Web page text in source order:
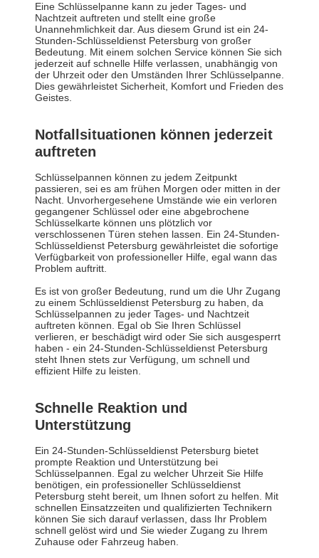
Eine Schlüsselpanne kann zu jeder Tages- und
Nachtzeit auftreten und stellt eine große
Unannehmlichkeit dar. Aus diesem Grund ist ein 24-
Stunden-Schlüsseldienst Petersburg von großer
Bedeutung. Mit einem solchen Service können Sie sich
jederzeit auf schnelle Hilfe verlassen, unabhängig von
der Uhrzeit oder den Umständen Ihrer Schlüsselpanne.
Dies gewährleistet Sicherheit, Komfort und Frieden des
Geistes.
Notfallsituationen können jederzeit
auftreten
Schlüsselpannen können zu jedem Zeitpunkt
passieren, sei es am frühen Morgen oder mitten in der
Nacht. Unvorhergesehene Umstände wie ein verloren
gegangener Schlüssel oder eine abgebrochene
Schlüsselkarte können uns plötzlich vor
verschlossenen Türen stehen lassen. Ein 24-Stunden-
Schlüsseldienst Petersburg gewährleistet die sofortige
Verfügbarkeit von professioneller Hilfe, egal wann das
Problem auftritt.
Es ist von großer Bedeutung, rund um die Uhr Zugang
zu einem Schlüsseldienst Petersburg zu haben, da
Schlüsselpannen zu jeder Tages- und Nachtzeit
auftreten können. Egal ob Sie Ihren Schlüssel
verlieren, er beschädigt wird oder Sie sich ausgesperrt
haben - ein 24-Stunden-Schlüsseldienst Petersburg
steht Ihnen stets zur Verfügung, um schnell und
effizient Hilfe zu leisten.
Schnelle Reaktion und
Unterstützung
Ein 24-Stunden-Schlüsseldienst Petersburg bietet
prompte Reaktion und Unterstützung bei
Schlüsselpannen. Egal zu welcher Uhrzeit Sie Hilfe
benötigen, ein professioneller Schlüsseldienst
Petersburg steht bereit, um Ihnen sofort zu helfen. Mit
schnellen Einsatzzeiten und qualifizierten Technikern
können Sie sich darauf verlassen, dass Ihr Problem
schnell gelöst wird und Sie wieder Zugang zu Ihrem
Zuhause oder Fahrzeug haben.